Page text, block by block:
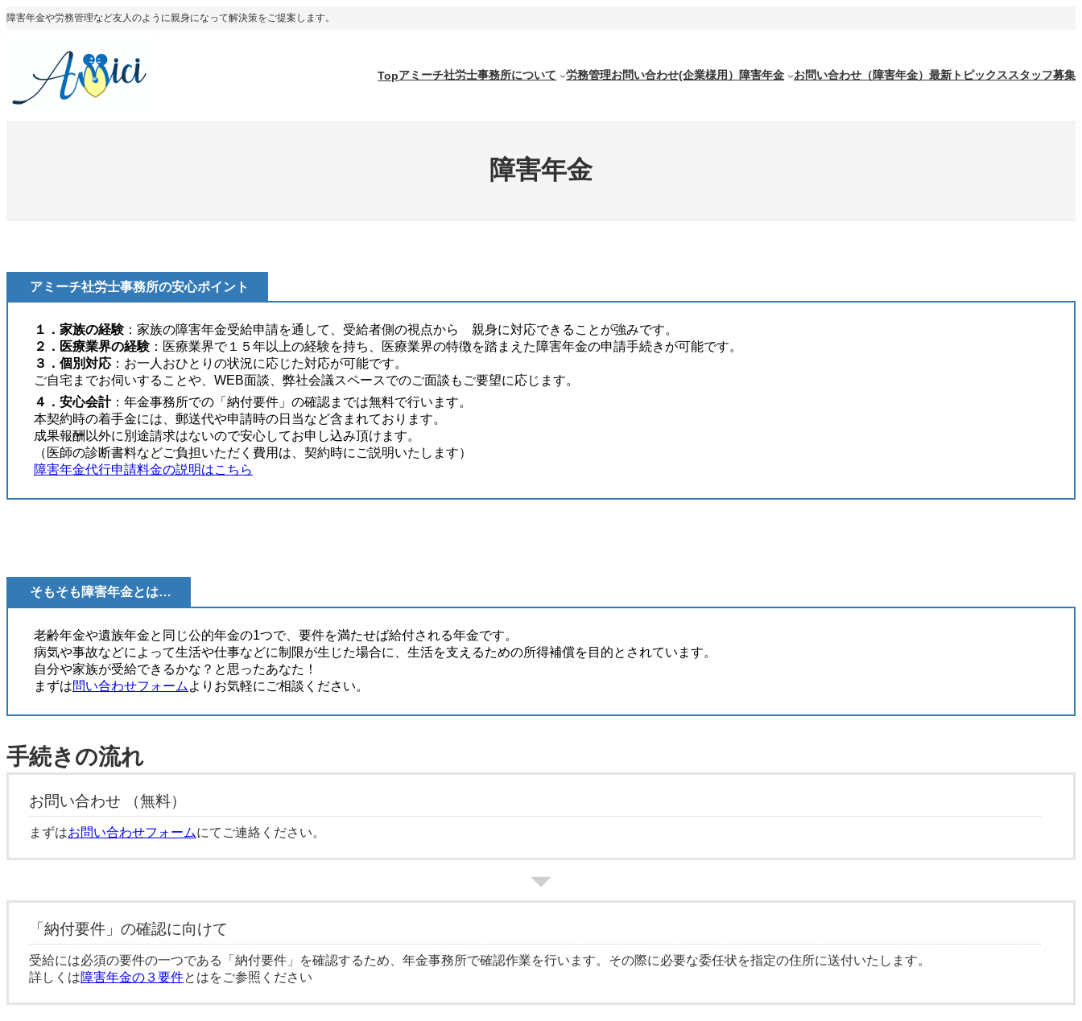
内
ッ
障害年金や労務管理など友人のように親身になって解決策をご提案します。
Topアミーチ社労士事務所について 労務管理お問い合わせ(企業様用） 障害年金 お問い合わせ（障害年金） 最新トピックススタッフ募集
障害年金
アミーチ社労士事務所の安心ポイント
１．家族の経験：家族の障害年金受給申請を通して、受給者側の視点から 親身に対応できることが強みです。
２．医療業界の経験：医療業界で１５年以上の経験を持ち、医療業界の特徴を踏まえた障害年金の申請手続きが可能です。
３．個別対応 ：お一人おひとりの状況に応じた対応が可能です。
ご自宅までお伺いすることや、WEB面談、弊社会議スペースでのご面談もご要望に応じます。
４．安心会計：年金事務所での「納付要件」の確認までは無料で行います。
本契約時の着手金には、郵送代や申請時の日当など含まれております。
成果報酬以外に別途請求はないので安心してお申し込み頂けます。
（医師の診断書料などご負担いただく費用は、契約時にご説明いたします）
障害年金代行申請料金の説明はこちら
そもそも障害年金とは…
老齢年金や遺族年金と同じ公的年金の1つで、要件を満たせば給付される年金です。
病気や事故などによって生活や仕事などに制限が生じた場合に、生活を支えるための所得補償を目的とされています。
自分や家族が受給できるかな？と思ったあなた！
まずは問い合わせフォーム よりお気軽にご相談ください。
手続きの流れ
お問い合わせ （無料）
まずはお問い合わせフォームにてご連絡ください。
「納付要件」の確認に向けて
受給には必須の要件の一つである「納付要件」を確認するため、年金事務所で確認作業を行います。その際に必要な委任状を指定の住所に送付いたします。
詳しくは障害年金の３要件とはをご参照ください